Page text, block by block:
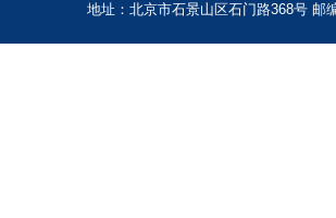
地址：北京市石景山区石门路368号 邮